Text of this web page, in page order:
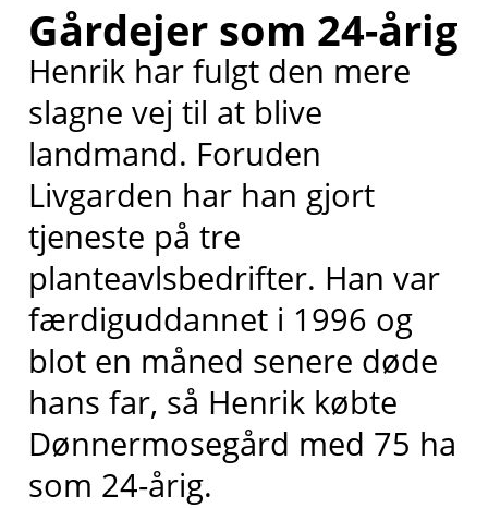
Gårdejer som 24-årig
Henrik har fulgt den mere
slagne vej til at blive
landmand. Foruden
Livgarden har han gjort
tjeneste på tre
planteavlsbedrifter. Han var
færdiguddannet i 1996 og
blot en måned senere døde
hans far, så Henrik købte
Dønnermosegård med 75 ha
som 24-årig.